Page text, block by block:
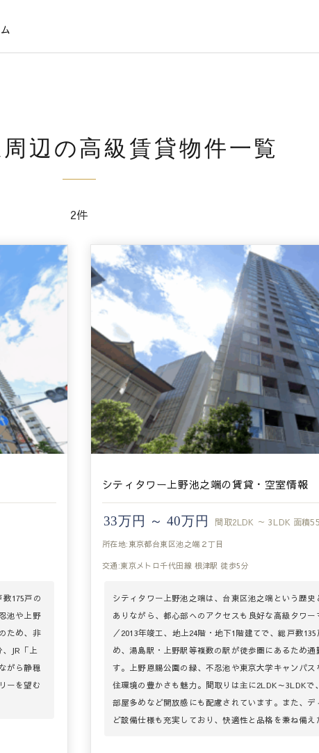
辺の高級賃貸物件一覧
2件
175戸の
池や上野
ため、非
JR「上
がら静穏
ーを望む
シティタワー上野池之端の賃貸・空室情報
33万円 ～ 40万円 間取2LDK ～ 3LDK 面積
所在地:東京都台東区池之端２丁目
交通:東京メトロ千代田線 根津駅 徒歩5分
シティタワー上野池之端は、台東区池之端という歴
ありながら、都心部へのアクセスも良好な高級タワー
／2013年竣工、地上24階・地下1階建てで、総戸数
め、湯島駅・上野駅等複数の駅が徒歩圏にあるため
す。上野恩賜公園の緑、不忍池や東京大学キャンパス
住環境の豊かさも魅力。間取りは主に2LDK～3LDKで
部屋多めなど開放感にも配慮されています。また、
ど設備仕様も充実しており、快適性と品格を兼ね備え